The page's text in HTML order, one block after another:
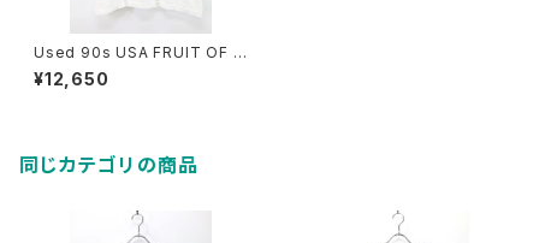
Used 90s USA FRUIT OF T
HE LOOM Reba McEntire B
oth Graphic Music T-Shirt
¥12,650
同じカテゴリの商品